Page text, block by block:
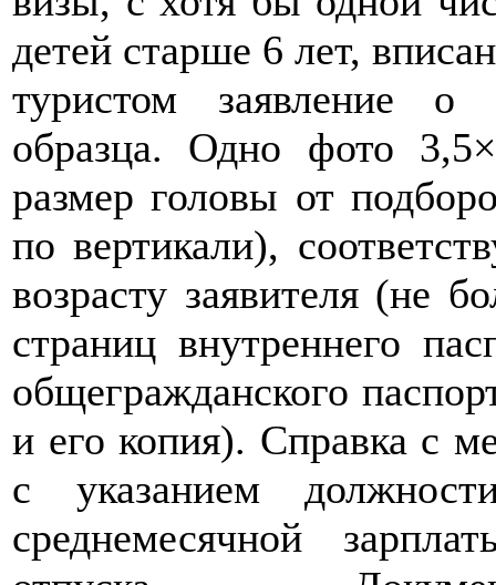
детей старше 6 лет,
туристом заявление о
образца. Одно фото
размер головы от
по вертикали),
возрасту заявителя (не
страниц внутреннего
общегражданского
и его копия). Справка с
с указанием
среднемесячной